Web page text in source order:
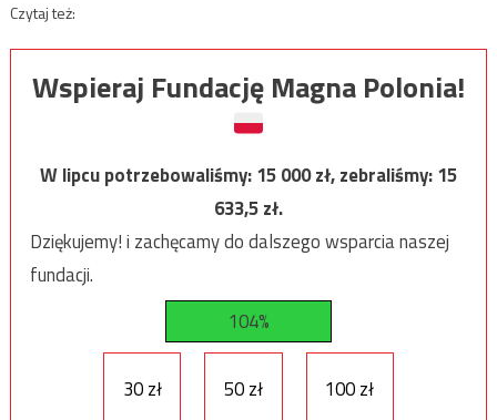
Czytaj też:
Wspieraj Fundację Magna Polonia!
W lipcu potrzebowaliśmy:15 000zł, zebraliśmy:15
633,5zł.
Dziękujemy! i zachęcamy do dalszego wsparcia naszej
fundacji.
104%
30 zł 50 zł 100 zł